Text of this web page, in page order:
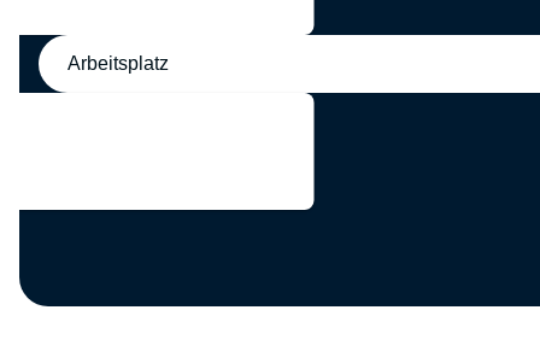
Arbeitsplatz